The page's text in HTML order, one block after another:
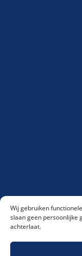
Wij gebruiken
slaan geen persoonlijke
achterlaat.